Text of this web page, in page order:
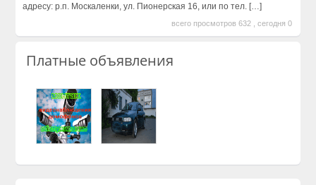
адресу: р.п. Москаленки, ул. Пионерская 16, или по тел. […]
всего просмотров 632 , сегодня 0
Платные объявления